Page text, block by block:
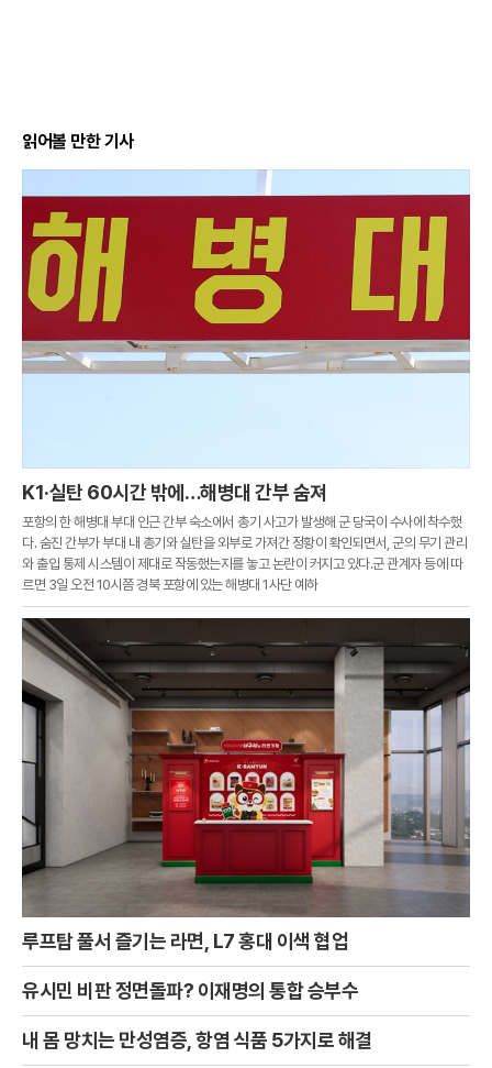
읽어볼 만한 기사
K1·실탄 60시간 밖에…해병대 간부 숨져
포항의 한 해병대 부대 인근 간부 숙소에서 총기 사고가 발생해 군 당국이 수사에 착수했
다. 숨진 간부가 부대 내 총기와 실탄을 외부로 가져간 정황이 확인되면서, 군의 무기 관리
와 출입 통제 시스템이 제대로 작동했는지를 놓고 논란이 커지고 있다.군 관계자 등에 따
르면 3일 오전 10시쯤 경북 포항에 있는 해병대 1사단 예하
루프탑 풀서 즐기는 라면, L7 홍대 이색 협업
유시민 비판 정면돌파? 이재명의 통합 승부수
내 몸 망치는 만성염증, 항염 식품 5가지로 해결